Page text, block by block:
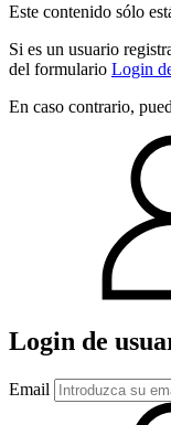
Este contenido sólo
Si es un usuario
del formulario Login
En caso contrario,
Login de
Email